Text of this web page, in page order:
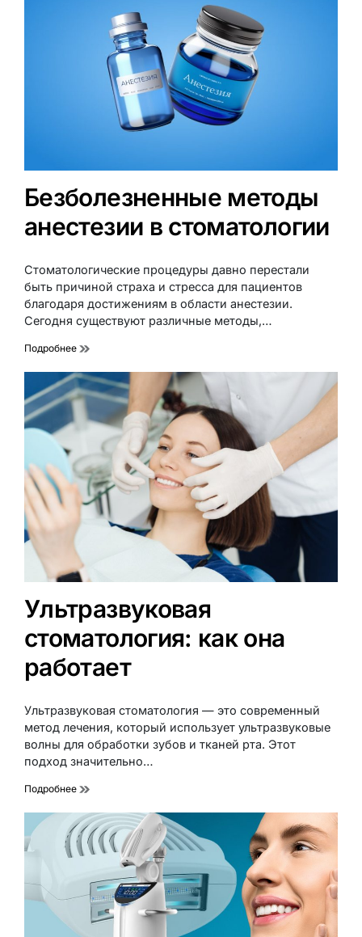
Безболезненные методы
анестезии в стоматологии
Стоматологические процедуры давно перестали
быть причиной страха и стресса для пациентов
благодаря достижениям в области анестезии.
Сегодня существуют различные методы,…
Подробнее
Ультразвуковая
стоматология: как она
работает
Ультразвуковая стоматология — это современный
метод лечения, который использует ультразвуковые
волны для обработки зубов и тканей рта. Этот
подход значительно…
Подробнее